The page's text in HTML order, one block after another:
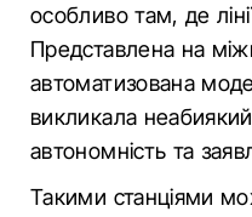
особливо там, де
Представлена на
автоматизована
викликала
автономність та
Такими станціями